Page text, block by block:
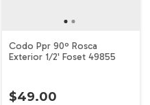
Codo Ppr 90º Rosca
Exterior 1/2' Foset 49855
$49.00